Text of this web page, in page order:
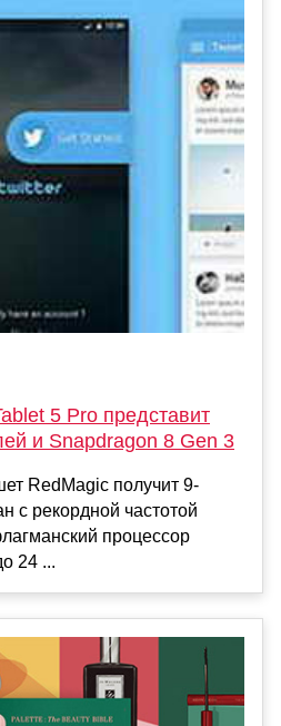
5 Pro представит
и Snapdragon 8 Gen 3
RedMagic получит 9-
с рекордной частотой
процессор
24 ...